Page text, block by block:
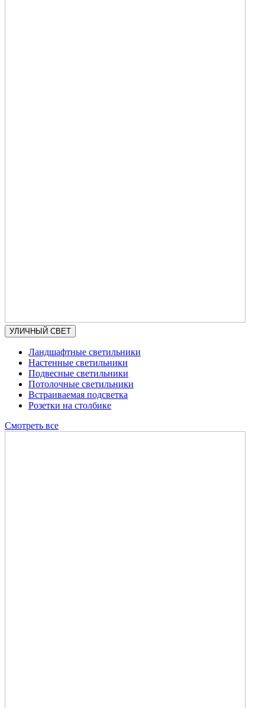
УЛИЧНЫЙ СВЕТ
Ландшафтные светильники
Настенные светильники
Подвесные светильники
Потолочные светильники
Встраиваемая подсветка
Розетки на столбике
Смотреть все